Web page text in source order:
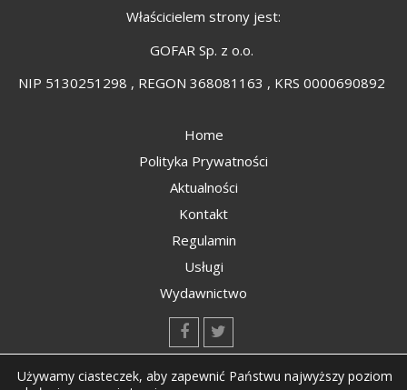
Właścicielem strony jest:
GOFAR Sp. z o.o.
NIP 5130251298 , REGON 368081163 , KRS 0000690892
Home
Polityka Prywatności
Aktualności
Kontakt
Regulamin
Usługi
Wydawnictwo
Używamy ciasteczek, aby zapewnić Państwu najwyższy poziom